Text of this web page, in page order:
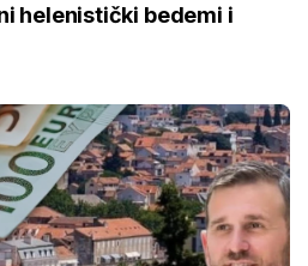
helenistički bedemi i